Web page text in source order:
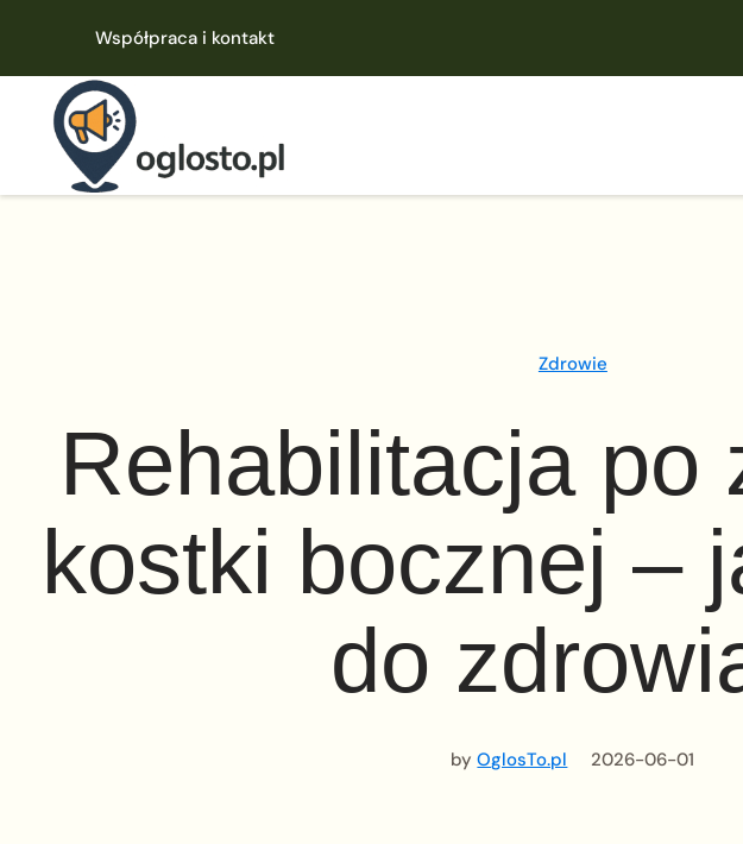
Współpraca i kontakt
Zdrowie
Rehabilitacja po
kostki bocznej –
do
byOglosTo.pl 2026-06-01